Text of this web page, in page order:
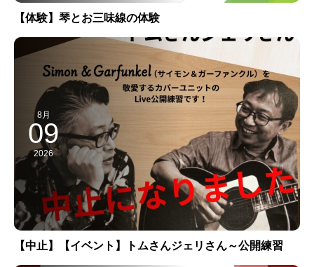
【体験】琴とお三味線の体験
8月
09
2026
【中止】【イベント】トムさんジェリさん～公開練習